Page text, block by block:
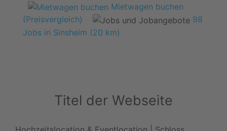
Mietwagen buchen
(Preisvergleich)
98
Jobs in Sinsheim (20 km)
Titel der Webseite